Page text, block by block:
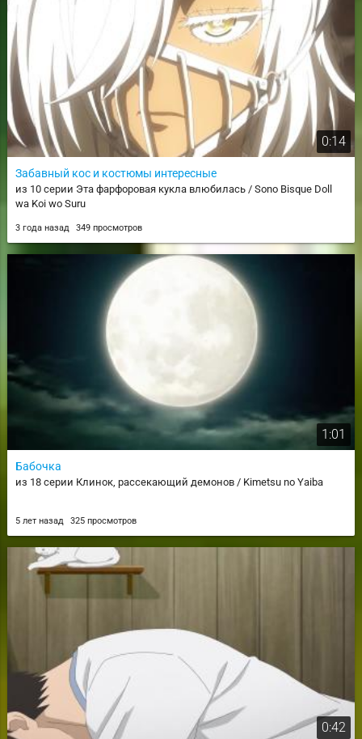
0:14
Забавный кос и костюмы интересные
из 10 серии Эта фарфоровая кукла влюбилась / Sono Bisque Doll
wa Koi wo Suru
3 года назад 349 просмотров
1:01
Бабочка
из 18 серии Клинок, рассекающий демонов / Kimetsu no Yaiba
5 лет назад 325 просмотров
0:42